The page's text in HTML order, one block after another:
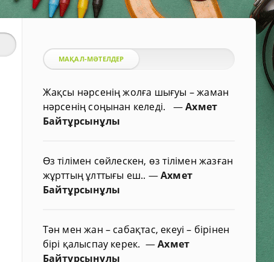
МАҚАЛ-МӘТЕЛДЕР
Жақсы нәрсенің жолға шығуы – жаман
нәрсенің соңынан келеді. —Ахмет
Байтұрсынұлы
Өз тілімен сөйлескен, өз тілімен жазған
жұрттың ұлттығы еш.. —Ахмет
Байтұрсынұлы
Тән мен жан – сабақтас, екеуі – бірінен
бірі қалыспау керек. —Ахмет
Байтұрсынұлы